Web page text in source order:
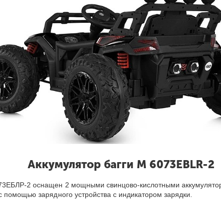
Аккумулятор багги M 6073EBLR-2
2 оснащен 2 мощными свинцово-кислотными
зарядного устройства с индикатором зарядки.